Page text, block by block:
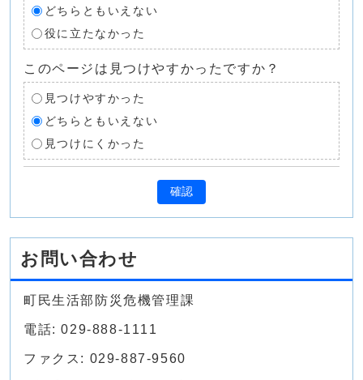
どちらともいえない
役に立たなかった
このページは見つけやすかったですか？
見つけやすかった
どちらともいえない
見つけにくかった
確認
お問い合わせ
町民生活部防災危機管理課
電話: 029-888-1111
ファクス: 029-887-9560